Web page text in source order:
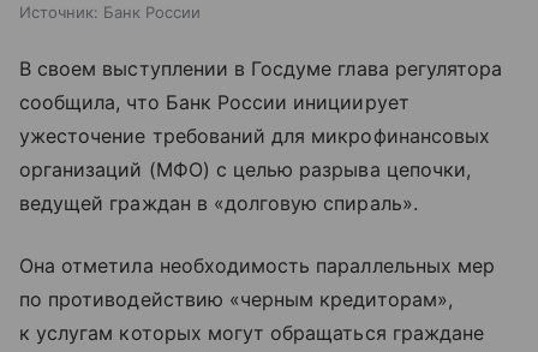
Источник: Банк России
В своем выступлении в Госдуме глава регулятора
сообщила, что Банк России инициирует
ужесточение требований для микрофинансовых
организаций (МФО) с целью разрыва цепочки,
ведущей граждан в «долговую спираль».
Она отметила необходимость параллельных мер
по противодействию «черным кредиторам»,
к услугам которых могут обращаться граждане